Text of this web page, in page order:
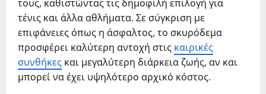
τους, καθιστώντας τις δημοφιλή επιλογή για
τένις και άλλα αθλήματα. Σε σύγκριση με
επιφάνειες όπως η άσφαλτος, το σκυρόδεμα
προσφέρει καλύτερη αντοχή στις καιρικές
συνθήκες και μεγαλύτερη διάρκεια ζωής, αν και
μπορεί να έχει υψηλότερο αρχικό κόστος.